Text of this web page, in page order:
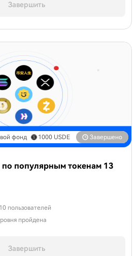
Завершить
фонд 1000 USDE Завершено
популярным токенам 13
пользователей
пройдена
Завершить